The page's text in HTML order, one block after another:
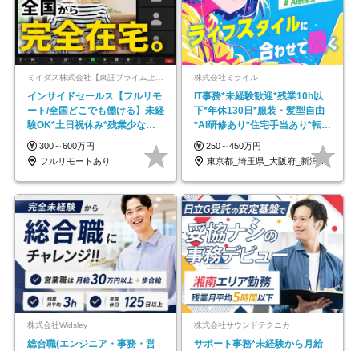
インサイドセールス【フルリモ
ート/全国どこでも働ける】未経
験OK*土日祝休み*残業少なめ*
在宅勤務手当あり
300～600万円
フルリモートあり
株式会社ミライル
IT事務*未経験歓迎*残業10h以
下*年休130日*服装・髪型自由
*AI研修あり*住宅手当あり*転勤
なし
250～450万円
東京都_埼玉県_大阪府_新潟県_福岡県
株式会社Widsley
総合職(エンジニア・事務・営
株式会社サウンドテクニカ
サポート事務*未経験から月給